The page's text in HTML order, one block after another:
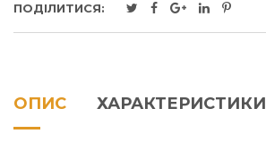
ПОДІЛИТИСЯ:
ОПИС ХАРАКТЕРИСТИКИ